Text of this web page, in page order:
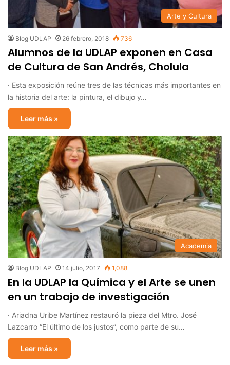
Arte y Cultura
Blog UDLAP 26 febrero, 2018 736
Alumnos de la UDLAP exponen en Casa
de Cultura de San Andrés, Cholula
· Esta exposición reúne tres de las técnicas más importantes en
la historia del arte: la pintura, el dibujo y…
Leer más »
Academia
Blog UDLAP 14 julio, 2017 1,088
En la UDLAP la Química y el Arte se unen
en un trabajo de investigación
· Ariadna Uribe Martínez restauró la pieza del Mtro. José
Lazcarro “El último de los justos”, como parte de su…
Leer más »